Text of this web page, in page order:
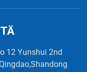
12 Yunshui 2nd